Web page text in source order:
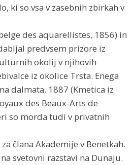
ki so vsa v zasebnih zbirkah v
des aquarellistes, 1856) in
predvsem prizore iz
okolij v njihovih
iz okolice Trsta. Enega
dalmata, 1887 (Kmetica iz
des Beaux-Arts de
so morda tudi v privatnih
člana Akademije v Benetkah.
svetovni razstavi na Dunaju.